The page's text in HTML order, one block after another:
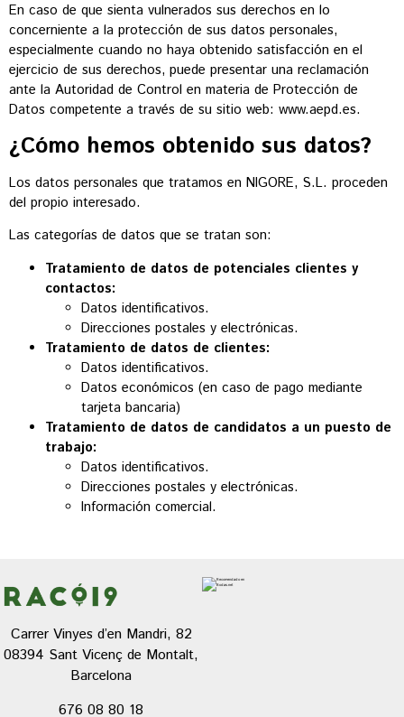
En caso de que sienta vulnerados sus derechos en lo
concerniente a la protección de sus datos personales,
especialmente cuando no haya obtenido satisfacción en el
ejercicio de sus derechos, puede presentar una reclamación
ante la Autoridad de Control en materia de Protección de
Datos competente a través de su sitio web: www.aepd.es.
¿Cómo hemos obtenido sus datos?
Los datos personales que tratamos en NIGORE, S.L. proceden
del propio interesado.
Las categorías de datos que se tratan son:
Tratamiento de datos de potenciales clientes y
contactos:
Datos identificativos.
Direcciones postales y electrónicas.
Tratamiento de datos de clientes:
Datos identificativos.
Datos económicos (en caso de pago mediante
tarjeta bancaria)
Tratamiento de datos de candidatos a un puesto de
trabajo:
Datos identificativos.
Direcciones postales y electrónicas.
Información comercial.
Carrer Vinyes d’en Mandri, 82
08394 Sant Vicenç de Montalt,
Barcelona
676 08 80 18